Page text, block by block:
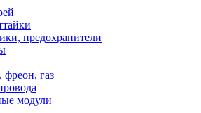
предохранители
фреон, газ
модули